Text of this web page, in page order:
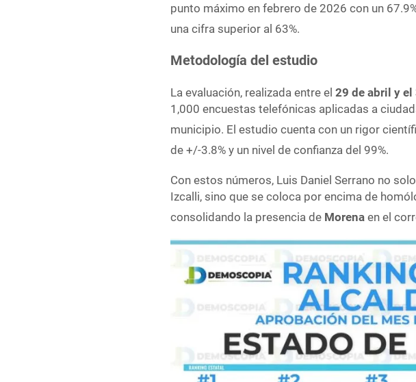
punto máximo en febrero de 2026 con un
una cifra superior al 63%.
Metodología del estudio
La evaluación, realizada entre el29 de abril y el
1,000 encuestas telefónicas aplicadas a
municipio. El estudio cuenta con un rigor
de +/-3.8% y un nivel de confianza del 99%.
Con estos números, Luis Daniel Serrano no
Izcalli, sino que se coloca por encima de
consolidando la presencia de Morena en el